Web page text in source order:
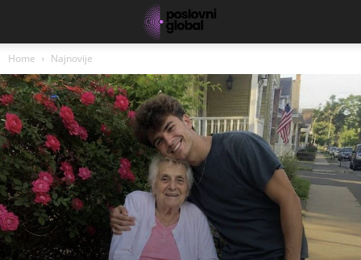
Home Najnovije